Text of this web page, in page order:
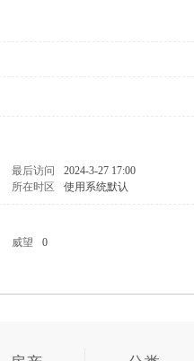
最后访问
2024-3-27 17:00
所在时区 使用系统默认
威望
0